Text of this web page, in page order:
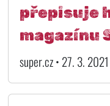
přepisuje
magazínu
super.cz • 27. 3.